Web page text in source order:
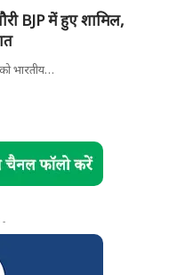
BJP में हुए शामिल,
भारतीय…
-